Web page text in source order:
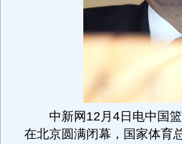
中新网12月4日电中国篮
在北京圆满闭幕，国家体育